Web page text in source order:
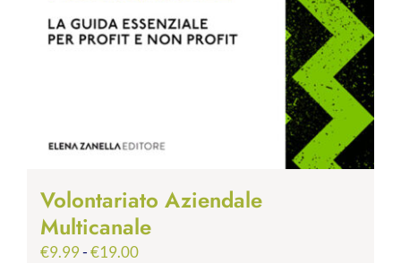
Volontariato Aziendale
Multicanale
€9.99-€19.00Fascia